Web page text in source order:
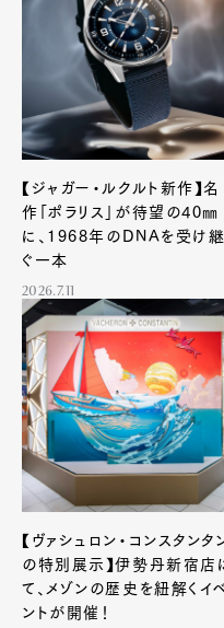
【ジャガー・ルクルト新作】名
作「ポラリス」が待望の40㎜
に、1968年のDNAを受け継
ぐ一本
2026.7.11
【ヴァシュロン・コンスタンタ
の特別展示】伊勢丹新宿店
て、メゾンの歴史を紐解くイ
ントが開催！